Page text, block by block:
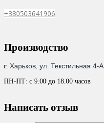
+380503641906
Производство
г. Харьков, ул. Текстильная 4-А
ПН-ПТ: с 9.00 до 18.00 часов
Написать отзыв